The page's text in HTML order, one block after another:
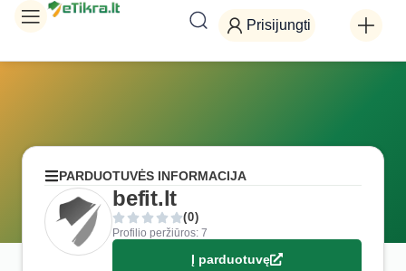
Prisijungti
PARDUOTUVĖS INFORMACIJA
befit.lt
(0)
Profilio peržiūros: 7
Į parduotuvę